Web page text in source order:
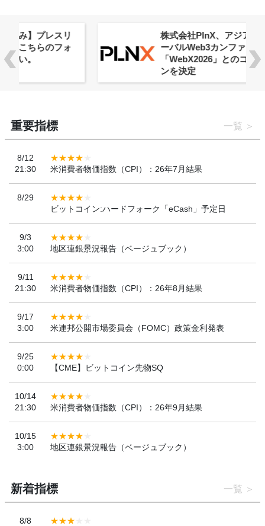
株式会社PlnX、アジア最大級のグロ
ーバルWeb3カンファレンス
「WebX2026」とのコラボレーショ
重要指標 一覧
8/12
21:30
米消費者物価指数（CPI）：26年7月結果
8/29
ビットコイン:ハードフォーク「eCash」予定日
9/3
3:00
地区連銀景況報告（ベージュブック）
9/11
21:30
米消費者物価指数（CPI）：26年8月結果
9/17
3:00
米連邦公開市場委員会（FOMC）政策金利発表
9/25
0:00
【CME】ビットコイン先物SQ
10/14
21:30
米消費者物価指数（CPI）：26年9月結果
10/15
3:00
地区連銀景況報告（ベージュブック）
新着指標 一覧
8/8